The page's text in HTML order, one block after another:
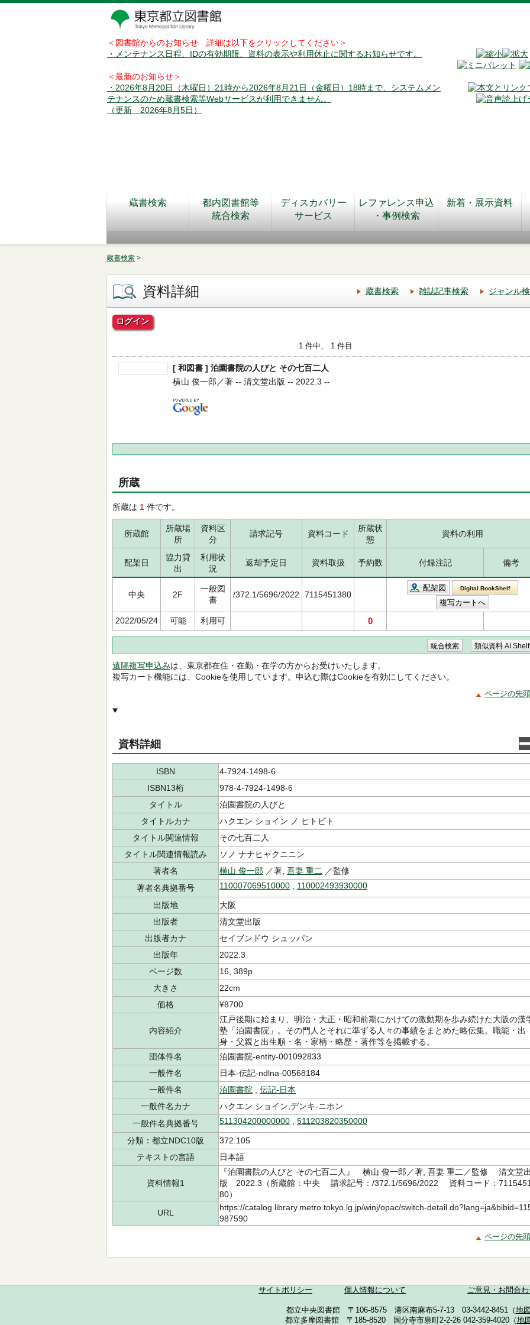
＜図書館からのお知らせ 詳細は以下をクリックしてください＞
・メンテナンス日程、IDの有効期限、資料の表示や利用休止に関するお知らせです。
＜最新のお知らせ＞
・2026年8月20日（木曜日）21時から2026年8月21日（金曜日）18時まで、システムメン
テナンスのため蔵書検索等Webサービスが利用できません。
（更新 2026年8月5日）
蔵書検索
都内図書館等
統合検索
ディスカバリー
サービス
レファレンス申込
・事例検索
新着・展示資料
蔵書検索 >
資料詳細 蔵書検索 雑誌記事検索 ジャンル
ログイン
1 件中、 1 件目
[ 和図書 ] 泊園書院の人びと その七百二人
横山 俊一郎／著 -- 清文堂出版 -- 2022.3 --
所蔵
所蔵は 1 件です。
所蔵館
所蔵場
所
資料区
分
請求記号 資料コード
所蔵状
態
資料の利用
配架日
協力貸
出
利用状
況
返却予定日 資料取扱 予約数 付録注記 備考
中央 2F
一般図
書
/372.1/5696/2022 7115451380
配架図 Digital BookShelf
2022/05/24 可能 利用可 0
遠隔複写申込みは、東京都在住・在勤・在学の方からお受けいたします。
複写カート機能には、Cookieを使用しています。申込む際はCookieを有効にしてください。
ページの先
資料詳細
ISBN
4-7924-1498-6
ISBN13桁
978-4-7924-1498-6
タイトル
泊園書院の人びと
タイトルカナ
ハクエン ショイン ノ ヒトビト
タイトル関連情報
その七百二人
タイトル関連情報読み
ソノ ナナヒャクニニン
著者名
横山 俊一郎 ／著, 吾妻 重二 ／監修
著者名典拠番号
110007069510000 110002493930000
出版地
大阪
出版者
清文堂出版
出版者カナ
セイブンドウ シュッパン
出版年
2022.3
ページ数
16, 389p
大きさ
22cm
価格
¥8700
内容紹介
江戸後期に始まり、明治・大正・昭和前期にかけての激動期を歩み続けた大阪の漢
塾「泊園書院」。その門人とそれに準ずる人々の事績をまとめた略伝集。職能・出
身・父親と出生順・名・家柄・略歴・著作等を掲載する。
団体件名
泊園書院-entity-001092833
一般件名
日本-伝記-ndlna-00568184
一般件名
泊園書院
伝記-日本
一般件名カナ
ハクエン ショイン,デンキ-ニホン
一般件名典拠番号
511304200000000 511203820350000
分類：都立NDC10版
372.105
テキストの言語
日本語
資料情報1
『泊園書院の人びと その七百二人』 横山 俊一郎／著, 吾妻 重二／監修 清文堂
版 2022.3（所蔵館：中央 請求記号：/372.1/5696/2022 資料コード：
80）
URL
https://catalog.library.metro.tokyo.lg.jp/winj/opac/switch-
987590
ページの先
サイトポリシー 個人情報について ご意見・お問合
都立中央図書館 〒106-8575 港区南麻布5-7-13 03-3442-8451（地
都立多摩図書館 〒185-8520 国分寺市泉町2-2-26 042-359-4020（地